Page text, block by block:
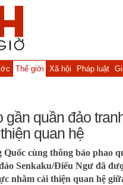
Thế giới Xã hội Pháp luật
gần quần đảo
quan hệ
cùng thông báo phao
Senkaku/Điếu Ngư đã
nhằm cải thiện quan hệ